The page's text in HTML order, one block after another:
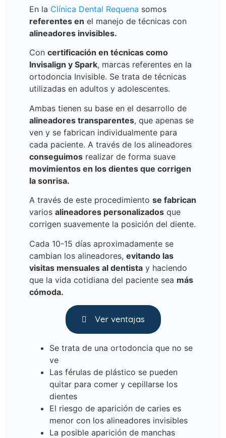
En la Clínica Dental Requena somos
referentes en el manejo de técnicas con
alineadores invisibles.
Con certificación en técnicas como
Invisalign y Spark, marcas referentes en la
ortodoncia Invisible. Se trata de técnicas
utilizadas en adultos y adolescentes.
Ambas tienen su base en el desarrollo de
alineadores transparentes, que apenas se
ven y se fabrican individualmente para
cada paciente. A través de los alineadores
conseguimos realizar de forma suave
movimientos en los dientes que corrigen
la sonrisa.
A través de este procedimiento se fabrican
varios alineadores personalizados que
corrigen suavemente la posición del diente.
Cada 10-15 días aproximadamente se
cambian los alineadores, evitando las
visitas mensuales al dentista y haciendo
que la vida cotidiana del paciente sea más
cómoda.
Ver ventajas
Se trata de una ortodoncia que no se
ve
Las férulas de plástico se pueden
quitar para comer y cepillarse los
dientes
El riesgo de aparición de caries es
menor con los alineadores invisibles
La posible aparición de manchas